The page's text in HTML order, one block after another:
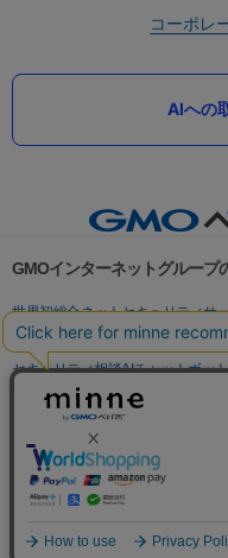
コーポレ
AIへの
GMOインターネットグループ
世界初総合ネットセキュリティサ
パスワード漏洩診断
Webサイ
セキュリティ相談AIチャットボット
実在証明・盗聴対策
サイバー攻撃対策（GMO Flatt
セキュリティ事業の軌跡